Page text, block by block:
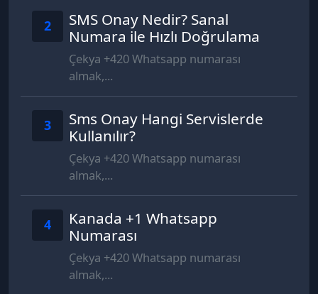
2
SMS Onay Nedir? Sanal
Numara ile Hızlı Doğrulama
Çekya +420 Whatsapp numarası
almak,...
3
Sms Onay Hangi Servislerde
Kullanılır?
Çekya +420 Whatsapp numarası
almak,...
4
Kanada +1 Whatsapp
Numarası
Çekya +420 Whatsapp numarası
almak,...